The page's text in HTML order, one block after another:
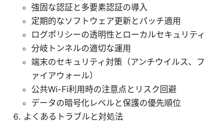
強固な認証と多要素認証の導入
定期的なソフトウェア更新とパッチ適用
ログポリシーの透明性とローカルセキュリティ
分岐トンネルの適切な運用
端末のセキュリティ対策（アンチウイルス、フ
ァイアウォール）
公共Wi-Fi利用時の注意点とリスク回避
データの暗号化レベルと保護の優先順位
よくあるトラブルと対処法